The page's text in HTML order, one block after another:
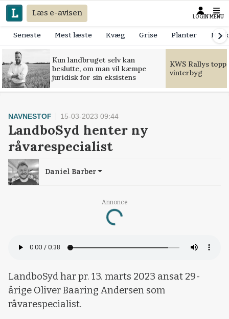
Læs e-avisen LOGIN MENU
Seneste Mest læste Kvæg Grise Planter
Kun landbruget selv kan
beslutte, om man vil kæmpe
juridisk for sin eksistens
KWS Rallys
vinterbyg
Annonce
Loading...
NAVNESTOF 15-03-2023 09:44
LandboSyd henter ny
råvarespecialist
Daniel Barber
LandboSyd har pr. 13. marts 2023 ansat 29-
årige Oliver Baaring Andersen som
råvarespecialist.